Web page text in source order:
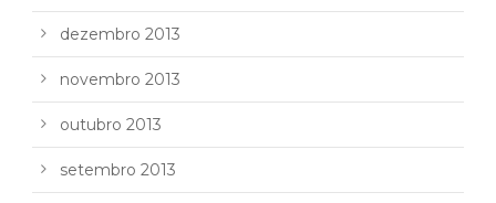
dezembro 2013
novembro 2013
outubro 2013
setembro 2013